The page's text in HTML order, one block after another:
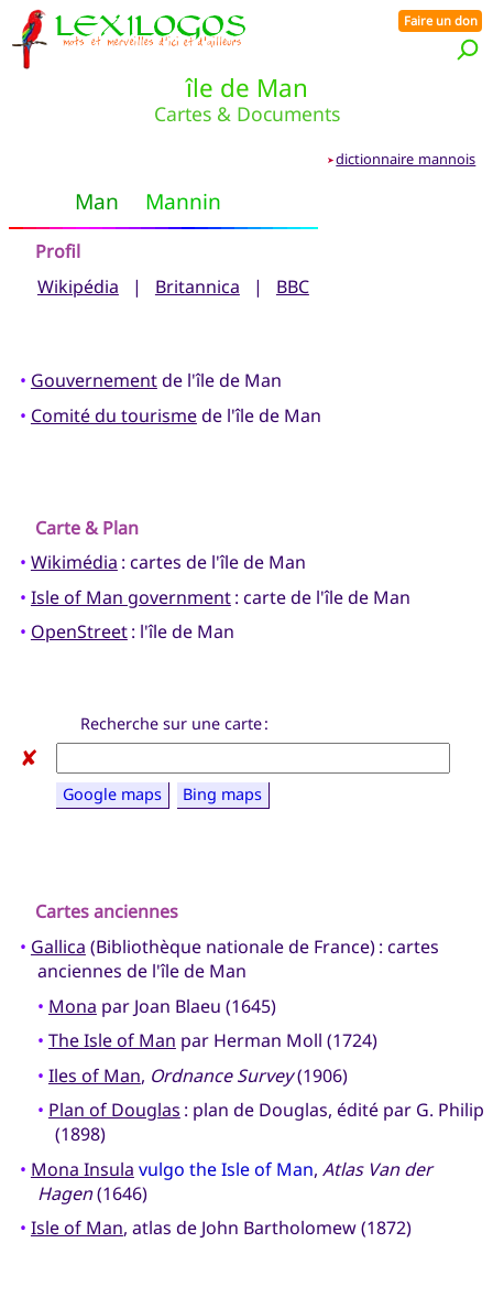
île de Man
Cartes & Documents
Faire un don
➤dictionnaire mannois
Man Mannin
Profil
Wikipédia | Britannica | BBC
• Gouvernementde l'île de Man
• Comité du tourismede l'île de Man
Carte & Plan
• Wikimédia : cartes de l'île de Man
• Isle of Man government: carte de l'île de Man
• OpenStreet: l'île de Man
Recherche sur une carte :
✘
Google maps Bing maps
Cartes anciennes
• Gallica (Bibliothèque nationale de France) : cartes
anciennes de l'île de Man
• Mona par Joan Blaeu (1645)
• The Isle of Man par Herman Moll (1724)
• Iles of Man, Ordnance Survey(1906)
• Plan of Douglas : plan de Douglas, édité par G. Philip
(1898)
• Mona Insula vulgo the Isle of Man, Atlas Van der
Hagen(1646)
• Isle of Man, atlas de John Bartholomew (1872)